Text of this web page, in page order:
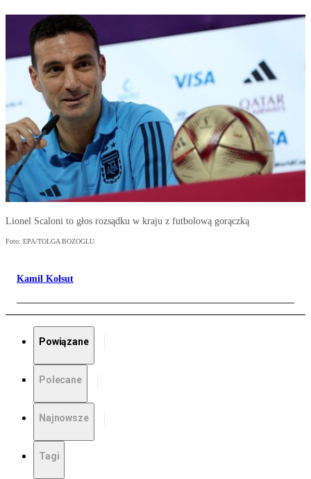
Lionel Scaloni to głos rozsądku w kraju z futbolową gorączką
Foto: EPA/TOLGA BOZOGLU
Kamil Kołsut
Powiązane
Polecane
Najnowsze
Tagi